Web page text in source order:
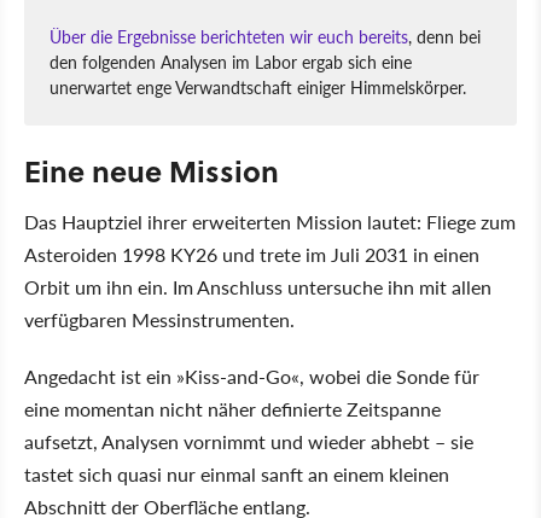
Über die Ergebnisse berichteten wir euch bereits, denn bei
den folgenden Analysen im Labor ergab sich eine
unerwartet enge Verwandtschaft einiger Himmelskörper.
Eine neue Mission
Das Hauptziel ihrer erweiterten Mission lautet: Fliege zum
Asteroiden 1998 KY26 und trete im Juli 2031 in einen
Orbit um ihn ein. Im Anschluss untersuche ihn mit allen
verfügbaren Messinstrumenten.
Angedacht ist ein Kiss-and-Go , wobei die Sonde für
eine momentan nicht näher definierte Zeitspanne
aufsetzt, Analysen vornimmt und wieder abhebt – sie
tastet sich quasi nur einmal sanft an einem kleinen
Abschnitt der Oberfläche entlang.